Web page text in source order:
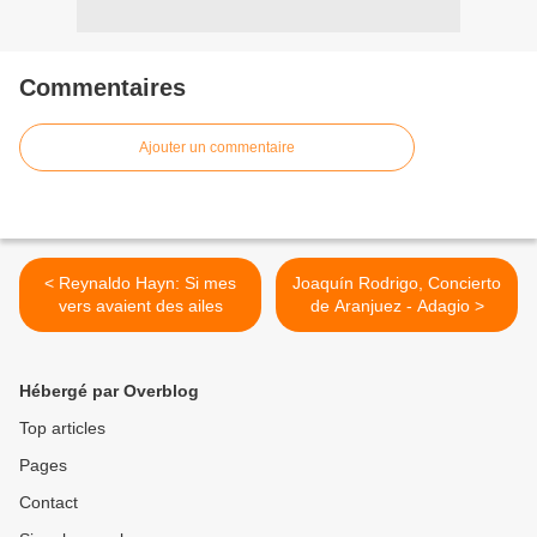
Commentaires
Ajouter un commentaire
< Reynaldo Hayn: Si mes
vers avaient des ailes
Joaquín Rodrigo, Concierto
de Aranjuez - Adagio >
Hébergé par Overblog
Top articles
Pages
Contact